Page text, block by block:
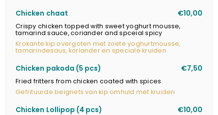
Chicken chaat €10,00
Crispy chicken topped with sweet yoghurt mousse,
tamarind sauce, coriander and spceial spicy
Krokante kip overgoten met zoete yoghurtmousse,
tamarindesaus, koriander en speciale kruiden
Chicken pakoda (5 pcs) €7,50
Fried fritters from chicken coated with spices
Gefrituurde beignets van kip omhuld met kruiden
Chicken Lollipop (4 pcs) €10,00